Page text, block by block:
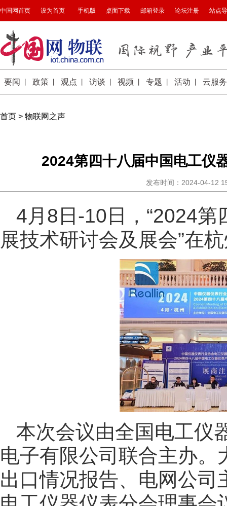
首页 > 物联网之声
2024第四十八届中国电工仪
发布时间：2024-04-12
4月8日-10日，“2024
展技术研讨会及展会”在
本次会议由全国电工仪
电子有限公司联合主办
出口情况报告、电网公